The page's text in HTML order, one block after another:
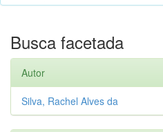
Busca facetada
Autor
Silva, Rachel Alves da